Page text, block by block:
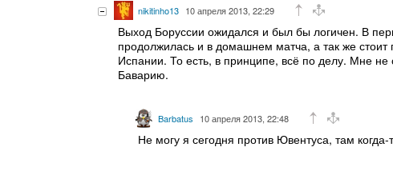
nikitinho13 10 апреля 2013, 22:29
Выход Боруссии ожидался и был бы логичен. В
продолжилась и в домашнем матча, а так же стоит
Испании. То есть, в принципе, всё по делу. Мне
Баварию.
Barbatus 10 апреля 2013, 22:48
Не могу я сегодня против Ювентуса, там когда-